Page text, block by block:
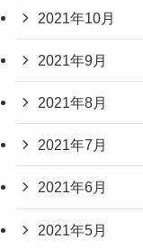
2021年10月
2021年9月
2021年8月
2021年7月
2021年6月
2021年5月